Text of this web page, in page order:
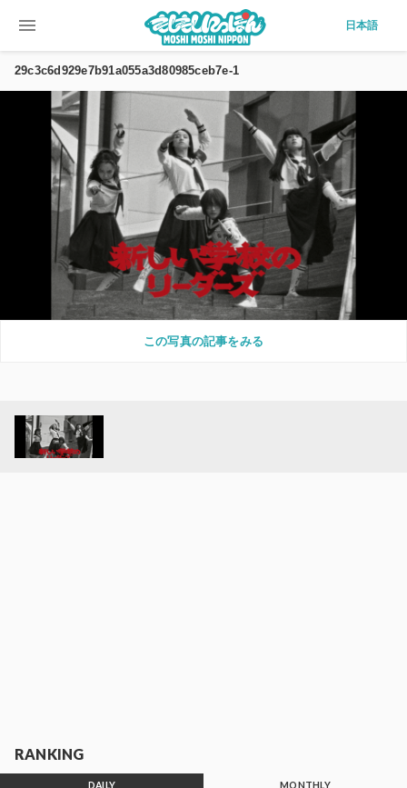
menu 日本語
29c3c6d929e7b91a055a3d80985ceb7e-1
この写真の記事をみる
RANKING
DAILY MONTHLY